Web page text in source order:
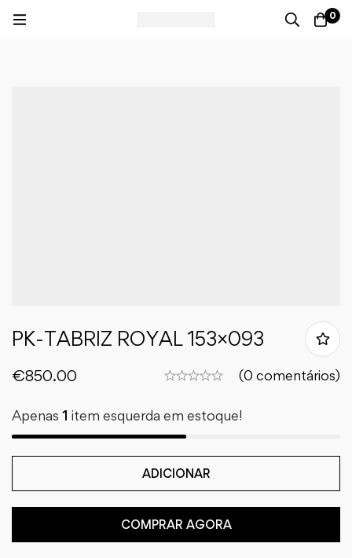
0
PK-TABRIZ ROYAL 153×093
€850.00 (0 comentários)
Apenas 1 item esquerda em estoque!
ADICIONAR
COMPRAR AGORA